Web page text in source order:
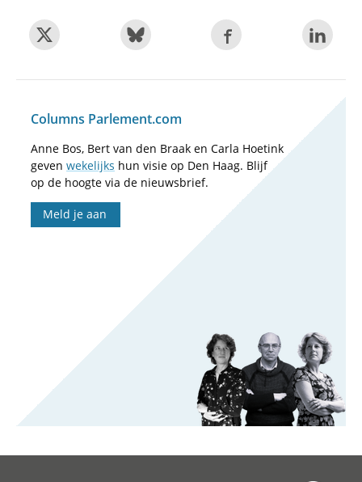
Columns Parlement.com
Anne Bos, Bert van den Braak en Carla Hoetink
geven wekelijks hun visie op Den Haag. Blijf
op de hoogte via de nieuwsbrief.
Meld je aan